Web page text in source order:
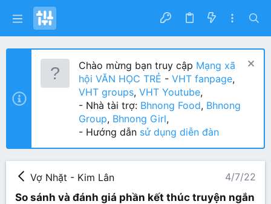
Chào mừng bạn truy cập Mạng xã
hội VĂN HỌC TRẺ - VHT fanpage,
VHT groups, VHT Youtube,
- Nhà tài trợ: Bhnong Food, Bhnong
Group, Bhnong Girl,
- Hướng dẫn sử dụng diễn đàn
Vợ Nhặt - Kim Lân
4/7/22
So sánh và đánh giá phần kết thúc truyện ngắn